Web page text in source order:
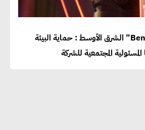
المدير التنفيذي ل”BenQ” الشرق الأوسط : حماية البيئة
المجتمعية للشركة